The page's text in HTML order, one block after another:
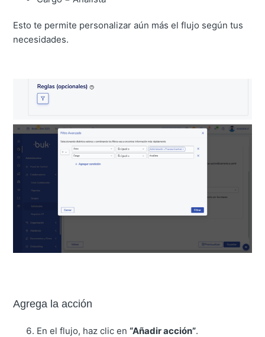
Esto te permite personalizar aún más el flujo según tus
necesidades.
Agrega la acción
En el flujo, haz clic en“Añadir acción”.